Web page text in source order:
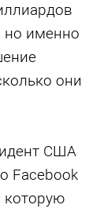
но именно
они
США
Facebook
которую